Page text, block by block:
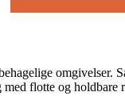
flotte og